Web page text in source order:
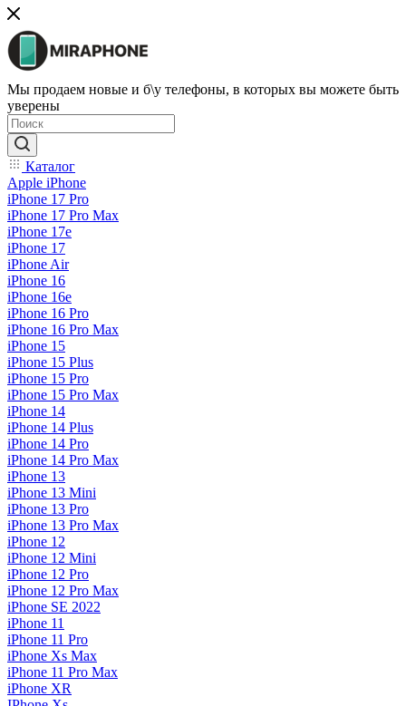
Мы продаем новые и б\у телефоны, в которых вы можете быть
уверены
Каталог
Apple iPhone
iPhone 17 Pro
iPhone 17 Pro Max
iPhone 17e
iPhone 17
iPhone Air
iPhone 16
iPhone 16e
iPhone 16 Pro
iPhone 16 Pro Max
iPhone 15
iPhone 15 Plus
iPhone 15 Pro
iPhone 15 Pro Max
iPhone 14
iPhone 14 Plus
iPhone 14 Pro
iPhone 14 Pro Max
iPhone 13
iPhone 13 Mini
iPhone 13 Pro
iPhone 13 Pro Max
iPhone 12
iPhone 12 Mini
iPhone 12 Pro
iPhone 12 Pro Max
iPhone SE 2022
iPhone 11
iPhone 11 Pro
iPhone Xs Max
iPhone 11 Pro Max
iPhone XR